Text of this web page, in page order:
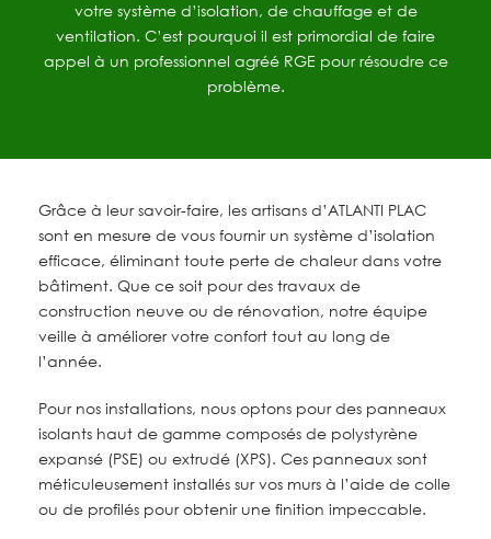
votre système d’isolation, de chauffage et de
ventilation. C’est pourquoi il est primordial de faire
appel à un professionnel agréé RGE pour résoudre ce
problème.
Grâce à leur savoir-faire, les artisans d’ATLANTI PLAC
sont en mesure de vous fournir un système d’isolation
efficace, éliminant toute perte de chaleur dans votre
bâtiment. Que ce soit pour des travaux de
construction neuve ou de rénovation, notre équipe
veille à améliorer votre confort tout au long de
l’année.
Pour nos installations, nous optons pour des panneaux
isolants haut de gamme composés de polystyrène
expansé (PSE) ou extrudé (XPS). Ces panneaux sont
méticuleusement installés sur vos murs à l’aide de colle
ou de profilés pour obtenir une finition impeccable.